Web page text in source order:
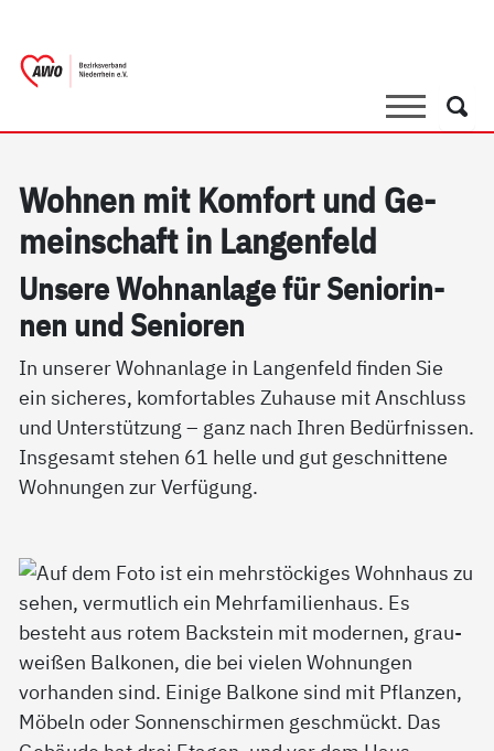
SucheSuche
Woh­nen mit Kom­fort und Ge­
mein­schaft in Lan­gen­feld
Un­se­re Wohn­an­la­ge für Se­nio­rin­
nen und Se­nio­ren
In unserer Wohnanlage in Langenfeld finden Sie
ein sicheres, komfortables Zuhause mit Anschluss
und Unterstützung – ganz nach Ihren Bedürfnissen.
Insgesamt stehen 61 helle und gut geschnittene
Wohnungen zur Verfügung.